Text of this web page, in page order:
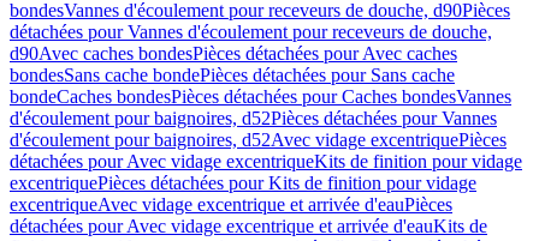
bondesVannes d'écoulement pour receveurs de douche, d90Pièces
détachées pour Vannes d'écoulement pour receveurs de douche,
d90Avec caches bondesPièces détachées pour Avec caches
bondesSans cache bondePièces détachées pour Sans cache
bondeCaches bondesPièces détachées pour Caches bondesVannes
d'écoulement pour baignoires, d52Pièces détachées pour Vannes
d'écoulement pour baignoires, d52Avec vidage excentriquePièces
détachées pour Avec vidage excentriqueKits de finition pour vidage
excentriquePièces détachées pour Kits de finition pour vidage
excentriqueAvec vidage excentrique et arrivée d'eauPièces
détachées pour Avec vidage excentrique et arrivée d'eauKits de